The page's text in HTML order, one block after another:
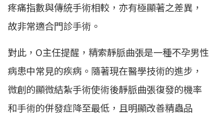
疼痛指數與傳統手術相較，亦有極顯著之差異，
故非常適合門診手術。
對此，O主任提醒，精索靜脈曲張是一種不孕男性
病患中常見的疾病。隨著現在醫學技術的進步，
微創的顯微結紮手術使術後靜脈曲張復發的機率
和手術的併發症降至最低，且明顯改善精蟲品